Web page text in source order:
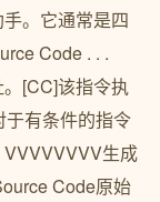
。它通常是四
Code . . .
[CC]该指令执
有条件的指令
生成
Code原始